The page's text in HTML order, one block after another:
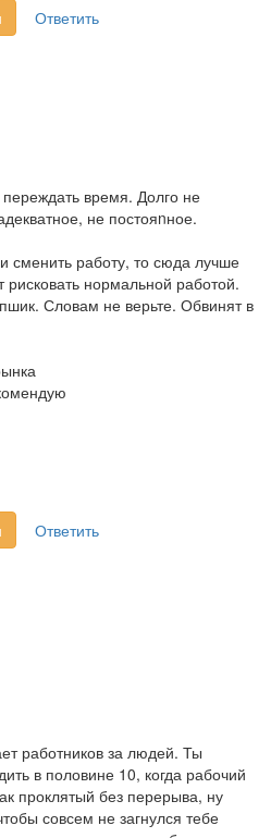
Ответить
время. Долго не
не постояnное.
сменить работу, то сюда лучше
рисковать нормальной работой.
Словам не верьте. Обвинят в
Ответить
работников за людей. Ты
в половине 10, когда рабочий
проклятый без перерыва, ну
совсем не загнулся тебе